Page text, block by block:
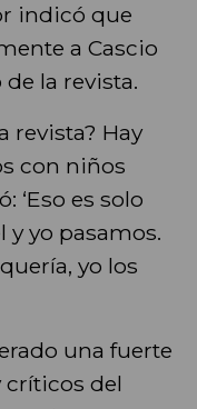
indicó que
a Cascio
la revista.
revista? Hay
con niños
‘Eso es solo
y yo pasamos.
yo los
una fuerte
del